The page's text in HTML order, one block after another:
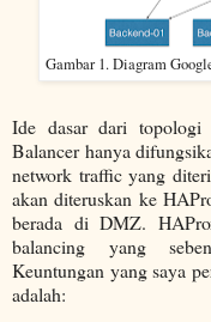
Gambar 1. Diagram
Ide dasar dari topologi
Balancer hanya
network traffic yang
akan diteruskan ke
berada di DMZ.
balancing yang
Keuntungan yang saya
adalah: